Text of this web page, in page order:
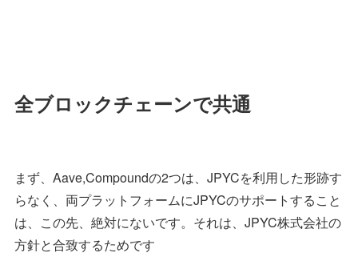
全ブロックチェーンで共通
まず、Aave,Compoundの2つは、JPYCを利用した形跡す
らなく、両プラットフォームにJPYCのサポートすること
は、この先、絶対にないです。それは、JPYC株式会社の
方針と合致するためです